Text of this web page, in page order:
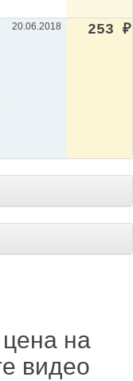
20.06.2018 253 ₽
цена на
видео